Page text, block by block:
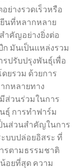
ย่างรวดเร็วหรือ
นที่หลากหลาย
ำคัญอย่างยิ่งต่อ
ก มันเป็นแหล่งรวม
ปรับปรุงพันธุ์เพื่อ
ยรวม ด้วยการ
กหลายทาง
ส่วนร่วมในการ
ธุ์ การทำฟาร์ม
นส่วนสำคัญในการ
บบปล่อยอิสระ ที่
รตามธรรมชาติ
อยที่สุด ความ